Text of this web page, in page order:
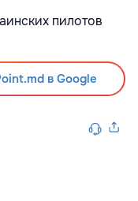
пилотов
в Google